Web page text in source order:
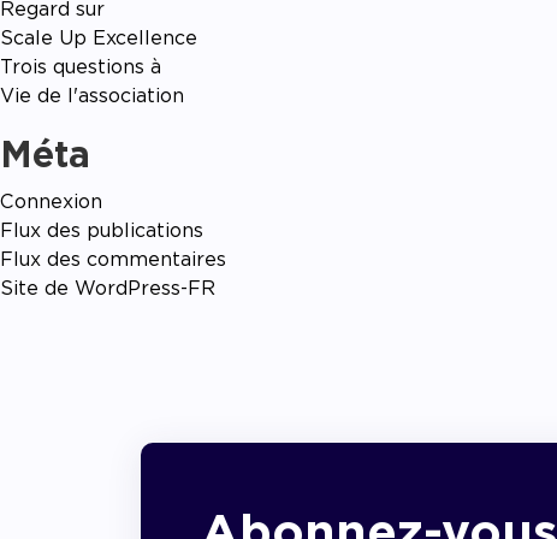
Regard sur
Scale Up Excellence
Trois questions à
Vie de l'association
Méta
Connexion
Flux des publications
Flux des commentaires
Site de WordPress-FR